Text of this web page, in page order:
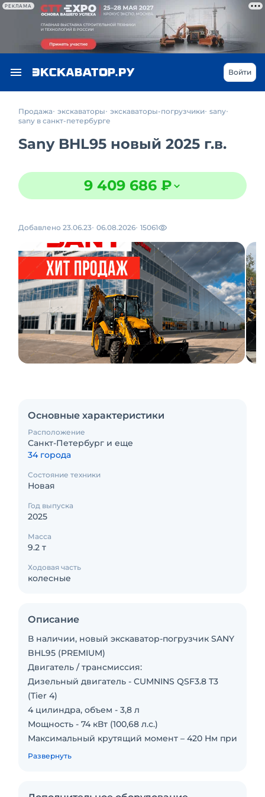
РЕКЛАМА
Войти
Продажа экскаваторы экскаваторы-погрузчики sany
sany в санкт-петербурге
Sany BHL95 новый 2025 г.в.
9 409 686 ₽
Добавлено 23.06.23 06.08.2026 15061
Основные характеристики
Расположение
Санкт-Петербург и еще
34 города
Состояние техники
Новая
Год выпуска
2025
Масса
9.2 т
Ходовая часть
колесные
Описание
В наличии, новый экскаватор-погрузчик SANY
BHL95 (PREMIUM)
Двигатель / трансмиссия:
Дизельный двигатель - CUMNINS QSF3.8 T3
(Tier 4)
4 цилиндра, объем - 3,8 л
Мощность - 74 кВт (100,68 л.с.)
Максимальный крутящий момент – 420 Нм при
1600 об/мин
Развернуть